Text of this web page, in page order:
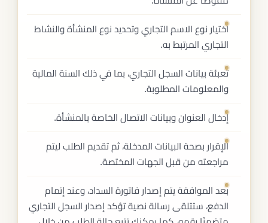
اختيار نوع الاسم التجاري وتحديد نوع المنشأة والنشاط
التجاري المرتبط به.
تعبئة بيانات السجل التجاري، بما في ذلك السنة المالية
والمعلومات المطلوبة.
إدخال العنوان وبيانات الاتصال الخاصة بالمنشأة.
الإقرار بصحة البيانات المدخلة، ثم تقديم الطلب ليتم
مراجعته من قبل الجهات المختصة.
بعد الموافقة يتم إصدار فاتورة السداد، وعند إتمام
الدفع، ستتلقى رسالة نصية تؤكد إصدار السجل التجاري